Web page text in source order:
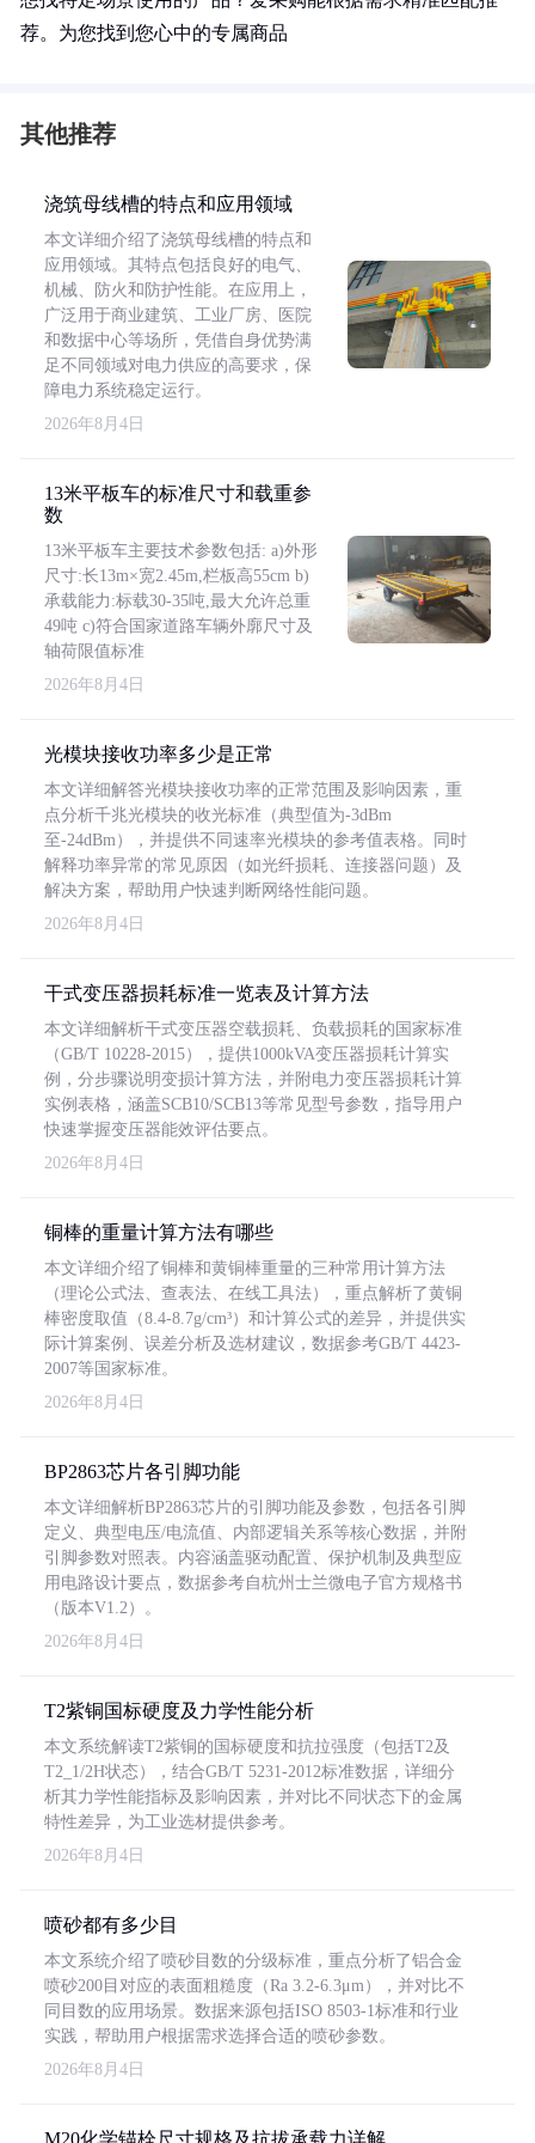
荐。为您找到您心中的专属商品
其他推荐
浇筑母线槽的特点和应用领域
本文详细介绍了浇筑母线槽的特点和
应用领域。其特点包括良好的电气、
机械、防火和防护性能。在应用上，
广泛用于商业建筑、工业厂房、医院
和数据中心等场所，凭借自身优势满
足不同领域对电力供应的高要求，保
障电力系统稳定运行。
2026年8月4日
13米平板车的标准尺寸和载重参
数
13米平板车主要技术参数包括: a)外形
尺寸:长13m×宽2.45m,栏板高55cm b)
承载能力:标载30-35吨,最大允许总重
49吨 c)符合国家道路车辆外廓尺寸及
轴荷限值标准
2026年8月4日
光模块接收功率多少是正常
本文详细解答光模块接收功率的正常范围及影响因素，重
点分析千兆光模块的收光标准（典型值为-3dBm
至-24dBm），并提供不同速率光模块的参考值表格。同时
解释功率异常的常见原因（如光纤损耗、连接器问题）及
解决方案，帮助用户快速判断网络性能问题。
2026年8月4日
干式变压器损耗标准一览表及计算方法
本文详细解析干式变压器空载损耗、负载损耗的国家标准
（GB/T 10228-2015），提供1000kVA变压器损耗计算实
例，分步骤说明变损计算方法，并附电力变压器损耗计算
实例表格，涵盖SCB10/SCB13等常见型号参数，指导用户
快速掌握变压器能效评估要点。
2026年8月4日
铜棒的重量计算方法有哪些
本文详细介绍了铜棒和黄铜棒重量的三种常用计算方法
（理论公式法、查表法、在线工具法），重点解析了黄铜
棒密度取值（8.4-8.7g/cm³）和计算公式的差异，并提供实
际计算案例、误差分析及选材建议，数据参考GB/T 4423-
2007等国家标准。
2026年8月4日
BP2863芯片各引脚功能
本文详细解析BP2863芯片的引脚功能及参数，包括各引脚
定义、典型电压/电流值、内部逻辑关系等核心数据，并附
引脚参数对照表。内容涵盖驱动配置、保护机制及典型应
用电路设计要点，数据参考自杭州士兰微电子官方规格书
（版本V1.2）。
2026年8月4日
T2紫铜国标硬度及力学性能分析
本文系统解读T2紫铜的国标硬度和抗拉强度（包括T2及
T2_1/2H状态），结合GB/T 5231-2012标准数据，详细分
析其力学性能指标及影响因素，并对比不同状态下的金属
特性差异，为工业选材提供参考。
2026年8月4日
喷砂都有多少目
本文系统介绍了喷砂目数的分级标准，重点分析了铝合金
喷砂200目对应的表面粗糙度（Ra 3.2-6.3μm），并对比不
同目数的应用场景。数据来源包括ISO 8503-1标准和行业
实践，帮助用户根据需求选择合适的喷砂参数。
2026年8月4日
M20化学锚栓尺寸规格及抗拔承载力详解